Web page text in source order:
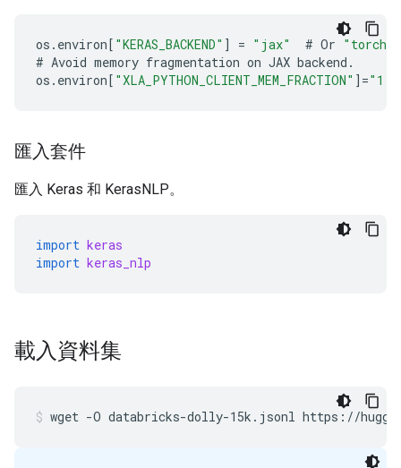
os . environ[ "KERAS_BACKEND" ] = "jax" # Or "torch"
# Avoid memory fragmentation on JAX backend .
os . environ[ "XLA_PYTHON_CLIENT_MEM_FRACTION" ] =
匯入套件
匯入 Keras 和 KerasNLP。
import keras
import keras_nlp
載入資料集
wget -O databricks-dolly-15k.jsonl https://